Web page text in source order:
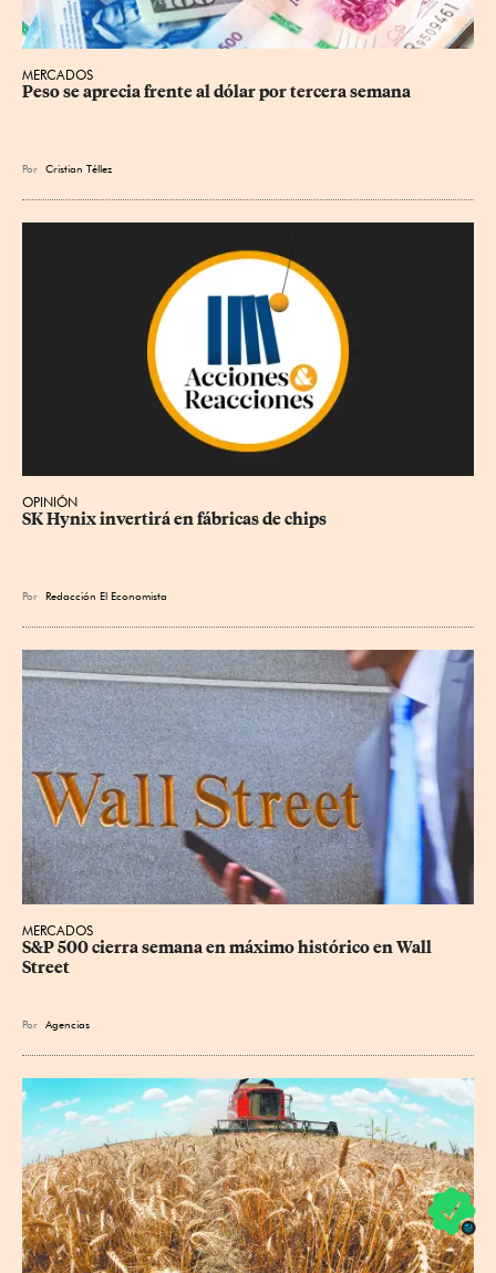
MERCADOS
Peso se aprecia frente al dólar por tercera semana
Por Cristian Téllez
OPINIÓN
SK Hynix invertirá en fábricas de chips
Por Redacción El Economista
MERCADOS
S&P 500 cierra semana en máximo histórico en Wall
Street
Por Agencias